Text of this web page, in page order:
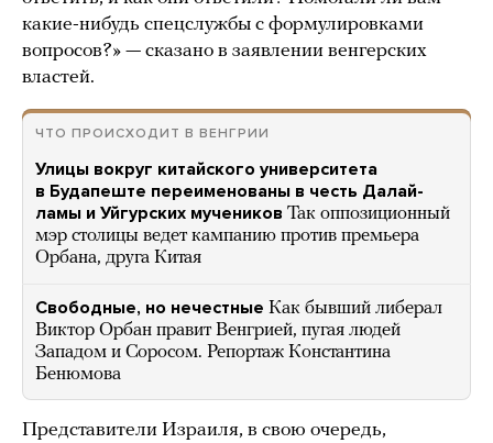
какие-нибудь спецслужбы с формулировками
вопросов?» — сказано в заявлении венгерских
властей.
ЧТО ПРОИСХОДИТ В ВЕНГРИИ
Улицы вокруг китайского университета
в Будапеште переименованы в честь Далай-
ламы и Уйгурских мучеников Так оппозиционный
мэр столицы ведет кампанию против премьера
Орбана, друга Китая
Свободные, но нечестные Как бывший либерал
Виктор Орбан правит Венгрией, пугая людей
Западом и Соросом. Репортаж Константина
Бенюмова
Представители Израиля, в свою очередь,